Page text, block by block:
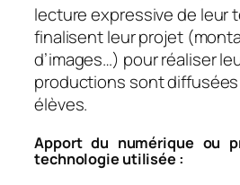
lecture expressive de leur
finalisent leur projet
d’images…) pour réaliser
productions sont
élèves.
Apport du numérique ou
technologie utilisée :